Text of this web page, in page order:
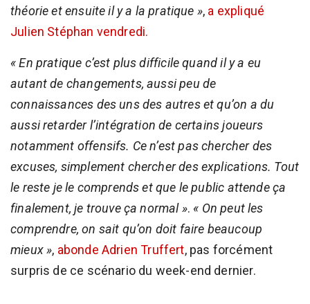
théorie et ensuite il y a la pratique », a expliqué
Julien Stéphan vendredi.
« En pratique c’est plus difficile quand il y a eu
autant de changements, aussi peu de
connaissances des uns des autres et qu’on a du
aussi retarder l’intégration de certains joueurs
notamment offensifs. Ce n’est pas chercher des
excuses, simplement chercher des explications. Tout
le reste je le comprends et que le public attende ça
finalement, je trouve ça normal ». « On peut les
comprendre, on sait qu’on doit faire beaucoup
mieux », abonde Adrien Truffert, pas forcément
surpris de ce scénario du week-end dernier.